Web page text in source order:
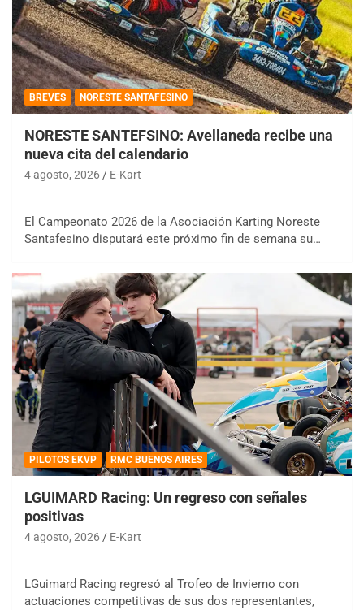
BREVES NORESTE SANTAFESINO
NORESTE SANTEFSINO: Avellaneda recibe una
nueva cita del calendario
4 agosto, 2026 E-Kart
El Campeonato 2026 de la Asociación Karting Noreste
Santafesino disputará este próximo fin de semana su…
PILOTOS EKVP RMC BUENOS AIRES
LGUIMARD Racing: Un regreso con señales
positivas
4 agosto, 2026 E-Kart
LGuimard Racing regresó al Trofeo de Invierno con
actuaciones competitivas de sus dos representantes,